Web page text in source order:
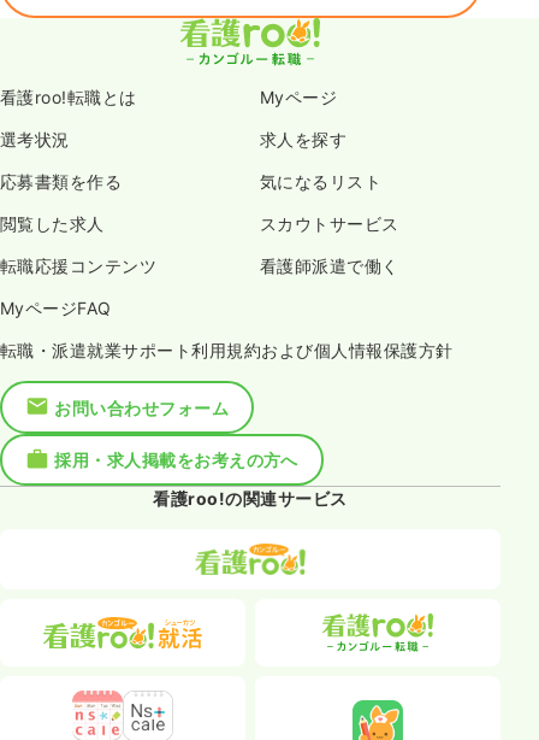
看護roo!転職とは Myページ
選考状況 求人を探す
応募書類を作る 気になるリスト
閲覧した求人 スカウトサービス
転職応援コンテンツ 看護師派遣で働く
MyページFAQ
転職・派遣就業サポート利用規約および個人情報保護方針
お問い合わせフォーム
採用・求人掲載をお考えの方へ
看護roo!の関連サービス